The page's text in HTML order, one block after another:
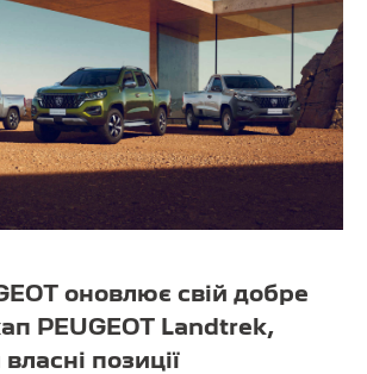
оновлює свій добре
PEUGEOT Landtrek,
позиції